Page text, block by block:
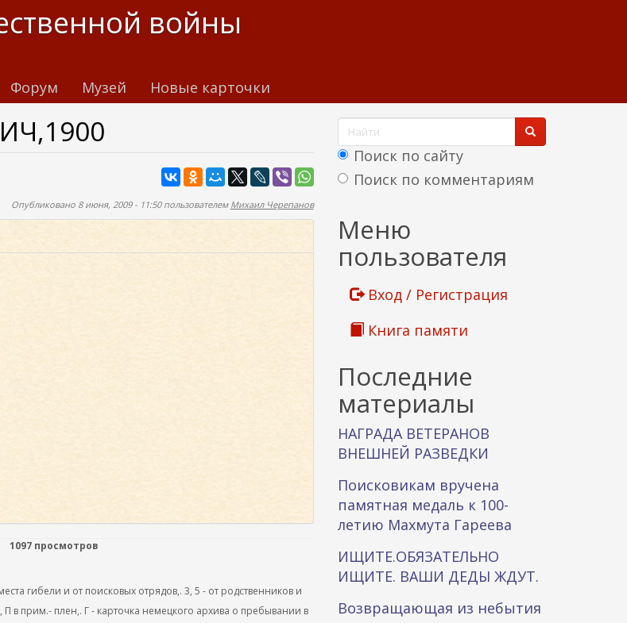
войны
Форум Музей Новые карточки
Опубликовано 8 июня, 2009 - 11:50 пользователем Михаил Черепанов
1097 просмотров
гибели и от поисковых отрядов,. 3, 5 - от родственников и
в прим.- плен,. Г - карточка немецкого архива о пребывании в
Ф
о
р
а
п
о
и
к
а
Поиск по сайту
Поиск по комментариям
Меню
пользователя
Вход / Регистрация
Книга памяти
Последние
материалы
НАГРАДА ВЕТЕРАНОВ
ВНЕШНЕЙ РАЗВЕДКИ
Поисковикам вручена
памятная медаль к 100-
летию Махмута Гареева
ИЩИТЕ.ОБЯЗАТЕЛЬНО
ИЩИТЕ. ВАШИ ДЕДЫ ЖДУТ.
Возвращающая из небытия